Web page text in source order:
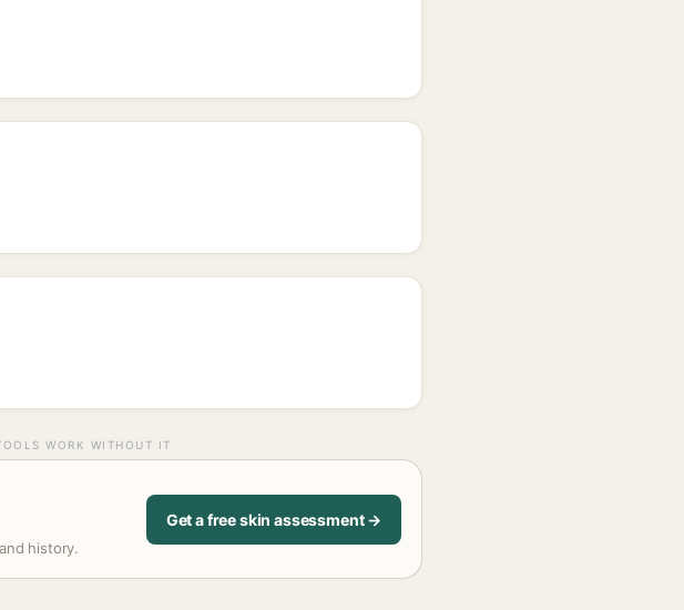
WORK WITHOUT IT
history.
Get a free skin assessment →